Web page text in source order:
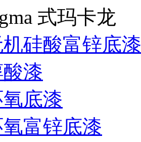
式玛卡龙
机硅酸富锌底漆
酸漆
氧底漆
氧富锌底漆